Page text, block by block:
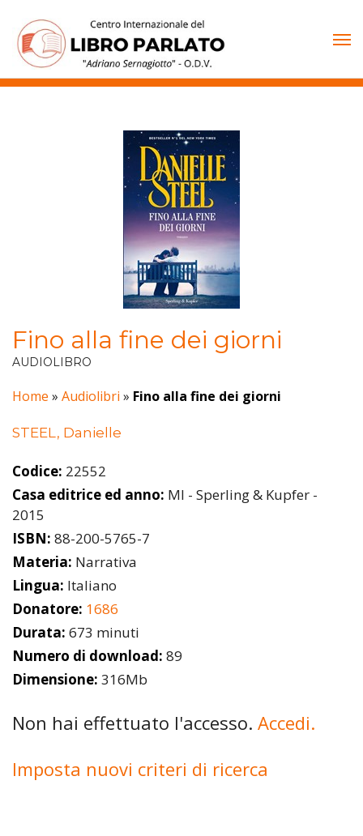
contenuto
Fino alla fine dei giorni
AUDIOLIBRO
Home » Audiolibri » Fino alla fine dei giorni
STEEL, Danielle
Codice: 22552
Casa editrice ed anno: MI - Sperling & Kupfer -
2015
ISBN: 88-200-5765-7
Materia: Narrativa
Lingua: Italiano
Donatore: 1686
Durata: 673 minuti
Numero di download: 89
Dimensione: 316Mb
Non hai effettuato l'accesso. Accedi.
Imposta nuovi criteri di ricerca